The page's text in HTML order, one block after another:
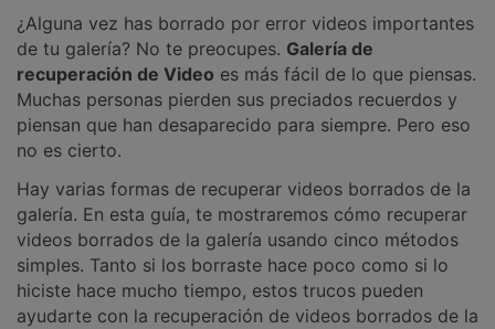
¿Alguna vez has borrado por error videos importantes
de tu galería? No te preocupes. Galería de
recuperación de Video es más fácil de lo que piensas.
Muchas personas pierden sus preciados recuerdos y
piensan que han desaparecido para siempre. Pero eso
no es cierto.
Hay varias formas de recuperar videos borrados de la
galería. En esta guía, te mostraremos cómo recuperar
videos borrados de la galería usando cinco métodos
simples. Tanto si los borraste hace poco como si lo
hiciste hace mucho tiempo, estos trucos pueden
ayudarte con la recuperación de videos borrados de la